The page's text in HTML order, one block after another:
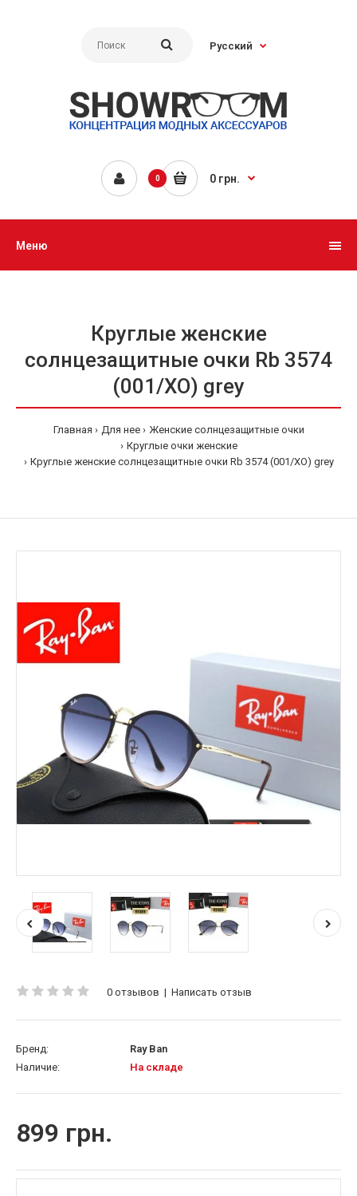
Русский
0 0 грн.
Меню
Круглые женские
солнцезащитные очки Rb 3574
(001/ХО) grey
Главная Для нее
Женские солнцезащитные очки
Круглые очки женские
Круглые женские солнцезащитные очки Rb 3574 (001/ХО) grey
0 отзывов | Написать отзыв
Бренд:
Ray Ban
Наличие:
На складе
899 грн.